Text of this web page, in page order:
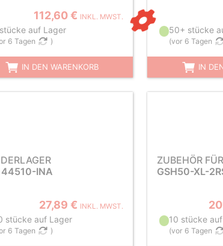
112,60 € INKL. MWST.
auf Lager
6 Tagen )
IN DEN WARENKORB
50+ stücke
(vor 6 Tagen
IN
INA
27,89 € INKL. MWST.
stücke auf Lager
6 Tagen )
ZUBEHÖR
GSH50-XL-
10 stücke
(vor 6 Tagen